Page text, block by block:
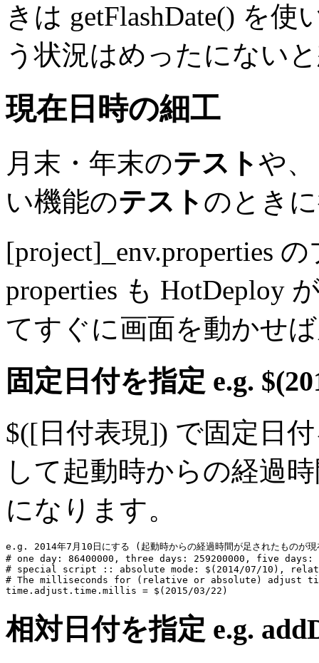
きは getFlashDate() を
う状況はめったにない
現在日時の細工
月末・年末のテストや
い機能のテスト のとき
[project]_env.properties
properties も HotDeploy
てすぐに画面を動かせ
固定日付を指定 e.g.
$([日付表現]) で固定日
して起動時からの経過
になります。
e.g. 2014年7月10日にする (起動時からの経過時間が足されたもの
# one day: 86400000, three days: 259200000, five days:
# special script :: absolute mode: $(2014/07/10),
# The milliseconds for (relative or absolute) adjust
time.adjust.time.millis = $(2015/03/22)
相対日付を指定 e.g.